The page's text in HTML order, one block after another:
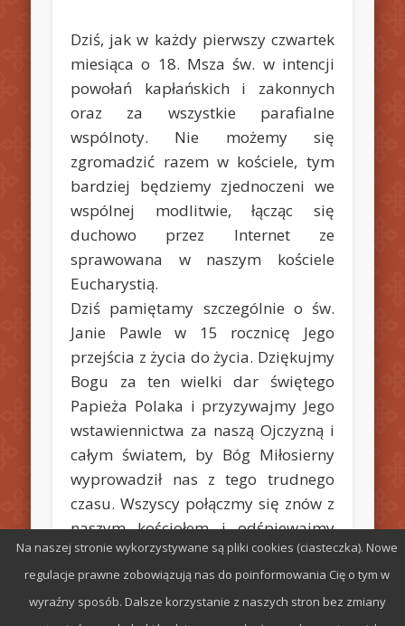
Dziś, jak w każdy pierwszy czwartek
miesiąca o 18. Msza św. w intencji
powołań kapłańskich i zakonnych
oraz za wszystkie parafialne
wspólnoty. Nie możemy się
zgromadzić razem w kościele, tym
bardziej będziemy zjednoczeni we
wspólnej modlitwie, łącząc się
duchowo przez Internet ze
sprawowana w naszym kościele
Eucharystią.
Dziś pamiętamy szczególnie o św.
Janie Pawle w 15 rocznicę Jego
przejścia z życia do życia. Dziękujmy
Bogu za ten wielki dar świętego
Papieża Polaka i przyzywajmy Jego
wstawiennictwa za naszą Ojczyzną i
całym światem, by Bóg Miłosierny
wyprowadził nas z tego trudnego
czasu. Wszyscy połączmy się znów z
naszym kościołem i odśpiewajmy
wspólnie Barkę o godz. 21.37
Na naszej stronie wykorzystywane są pliki cookies (ciasteczka). Nowe
regulacje prawne zobowiązują nas do poinformowania Cię o tym w
wyraźny sposób. Dalsze korzystanie z naszych stron bez zmiany